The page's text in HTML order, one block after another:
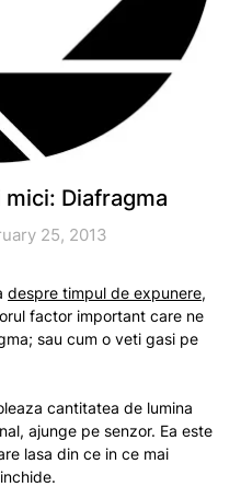
Diafragma
25, 2013
despre timpul de expunere,
factor important care ne
sau cum o veti gasi pe
cantitatea de lumina
ajunge pe senzor. Ea este
lasa din ce in ce mai